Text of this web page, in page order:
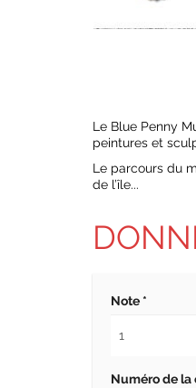
Le Blue Penny
peintures et
Le parcours du
de l’île...
Note *
Numéro de la